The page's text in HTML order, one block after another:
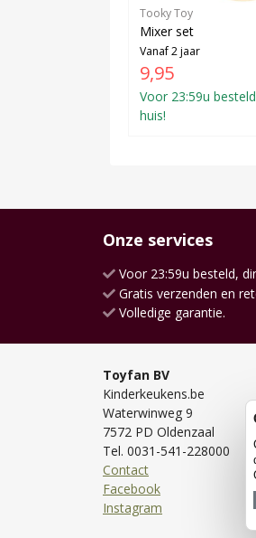
Tooky Toy
Mixer set
Vanaf 2 jaar
9,95
Voor 23:59u
huis!
Onze services
Voor 23:59u besteld,
Gratis verzenden en
Volledige garantie.
Toyfan BV
Kinderkeukens.be
Waterwinweg 9
7572 PD Oldenzaal
Tel. 0031-541-228000
Contact
Facebook
Instagram